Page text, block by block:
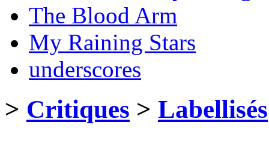
The Blood Arm
My Raining Stars
underscores
> Critiques > Labellisés